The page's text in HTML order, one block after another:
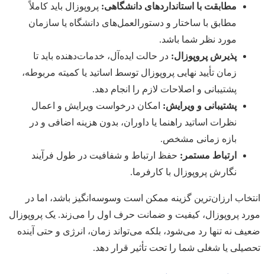
مطابقت با استانداردهای دانشگاهی: پروپوزال باید کاملاً
مطابق با ساختار و دستورالعمل‌های دانشگاه یا سازمان
مورد نظر شما باشد.
پذیرش پروپوزال: در حالت ایده‌آل، خدمات‌دهنده باید تا
زمان تأیید نهایی پروپوزال توسط اساتید یا کمیته مربوطه،
پشتیبانی و اصلاحات لازم را انجام دهد.
پشتیبانی و ویرایش: امکان درخواست ویرایش و اعمال
نظرات اساتید راهنما یا داوران، بدون هزینه اضافی و در
بازه زمانی مشخص.
ارتباط مستمر: حفظ ارتباط و شفافیت در طول فرآیند
نگارش پروپوزال با کارفرما.
انتخاب ارزان‌ترین گزینه ممکن است وسوسه‌انگیز باشد، اما در
مورد پروپوزال، کیفیت و ضمانت حرف اول را می‌زند. یک پروپوزال
ضعیف نه تنها رد می‌شود، بلکه می‌تواند زمان، انرژی و حتی آینده
تحصیلی یا شغلی شما را تحت تأثیر قرار دهد.